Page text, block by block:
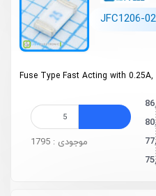
JFC1206-
Fuse Type Fast Acting with 0.25A,
موجودی : 1795